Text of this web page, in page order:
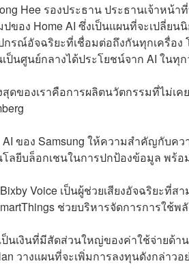
Hee รองประธาน ประธานเจ้าหน้
ของ Home AI ซึ่งเป็นแผนที่จะเปลี่ย
กรณ์อัจฉริยะที่เชื่อมต่อถึงกันทุกเครื่อง
ป็นศูนย์กลางได้ประโยชน์จาก AI ในทุ
สุดของเราคือการผลิตนวัตกรรมที่ไม่
AI ของ Samsung ให้ความสำคัญกับค
โลยีบล็อกเชนในการปกป้องข้อมูล พร้
Voice เป็นผู้ช่วยเสียงอัจฉริยะที่
ช่วยบริหารจัดการการใช้
ป็นเงินที่มีสัดส่วนใหญ่ของค่าใช้จ่ายด้า
วางแผนที่จะเพิ่มการลงทุนดังกล่าว